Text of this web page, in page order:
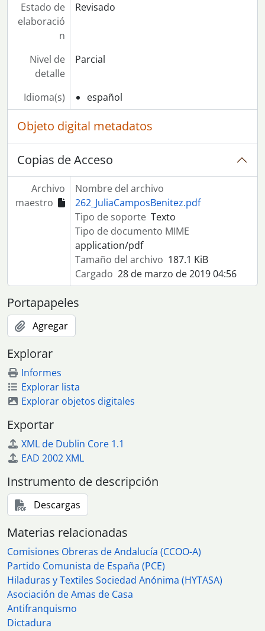
Estado de
elaboració
n
Revisado
Nivel de
detalle
Parcial
Idioma(s) español
Objeto digital metadatos
Copias de Acceso
Archivo
maestro
Nombre del archivo
262_JuliaCamposBenitez.pdf
Tipo de soporte Texto
Tipo de documento MIME
application/pdf
Tamaño del archivo 187.1 KiB
Cargado 28 de marzo de 2019 04:56
Portapapeles
Agregar
Explorar
Informes
Explorar lista
Explorar objetos digitales
Exportar
XML de Dublin Core 1.1
EAD 2002 XML
Instrumento de descripción
Descargas
Materias relacionadas
Comisiones Obreras de Andalucía (CCOO-A)
Partido Comunista de España (PCE)
Hiladuras y Textiles Sociedad Anónima (HYTASA)
Asociación de Amas de Casa
Antifranquismo
Dictadura